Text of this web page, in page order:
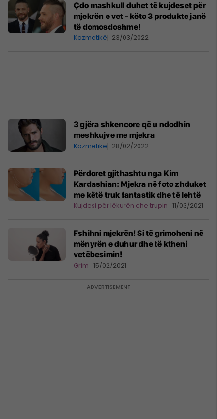
Çdo mashkull duhet të kujdeset për
mjekrën e vet - këto 3 produkte janë
të domosdoshme!
Kozmetikë 23/03/2022
3 gjëra shkencore që u ndodhin
meshkujve me mjekra
Kozmetikë 28/02/2022
Përdoret gjithashtu nga Kim
Kardashian: Mjekra në foto zhduket
me këtë truk fantastik dhe të lehtë
Kujdesi për lëkurën dhe trupin 11/03/2021
Fshihni mjekrën! Si të grimoheni në
mënyrën e duhur dhe të ktheni
vetëbesimin!
Grim 15/02/2021